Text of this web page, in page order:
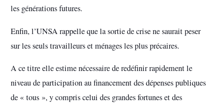
les générations futures.
Enfin, l’UNSA rappelle que la sortie de crise ne saurait peser
sur les seuls travailleurs et ménages les plus précaires.
A ce titre elle estime nécessaire de redéfinir rapidement le
niveau de participation au financement des dépenses publiques
de « tous », y compris celui des grandes fortunes et des